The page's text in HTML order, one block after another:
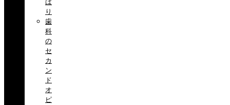
ば
り
歯
科
の
セ
カ
ン
ド
オ
ピ